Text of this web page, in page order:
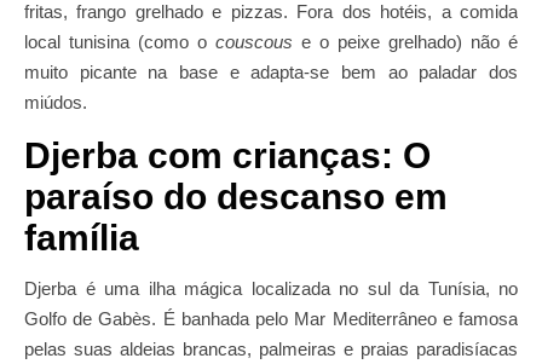
fritas, frango grelhado e pizzas. Fora dos hotéis, a comida
local tunisina (como o couscous e o peixe grelhado) não é
muito picante na base e adapta-se bem ao paladar dos
miúdos.
Djerba com crianças: O
paraíso do descanso em
família
Djerba é uma ilha mágica localizada no sul da Tunísia, no
Golfo de Gabès. É banhada pelo Mar Mediterrâneo e famosa
pelas suas aldeias brancas, palmeiras e praias paradisíacas